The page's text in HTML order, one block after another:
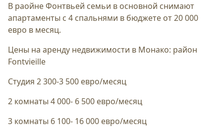
В раойне Фонтвьей семьи в основной снимают
апартаменты с 4 спальнями в бюджете от 20 000
евро в месяц.
Цены на аренду недвижимости в Монако: район
Fontvieille
Студия 2 300-3 500 евро/месяц
2 комнаты 4 000- 6 500 евро/месяц
3 комнаты 6 100- 16 000 евро/месяц